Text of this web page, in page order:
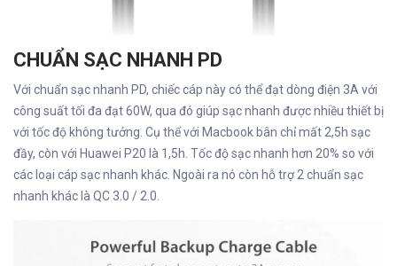
CHUẨN SẠC NHANH PD
Với chuẩn sạc nhanh PD, chiếc cáp này có thể đạt dòng điện 3A với
công suất tối đa đạt 60W, qua đó giúp sạc nhanh được nhiều thiết bị
với tốc độ không tưởng. Cụ thể với Macbook bân chỉ mất 2,5h sạc
đầy, còn với Huawei P20 là 1,5h. Tốc độ sạc nhanh hơn 20% so với
các loại cáp sạc nhanh khác. Ngoài ra nó còn hỗ trợ 2 chuẩn sạc
nhanh khác là QC 3.0 / 2.0.